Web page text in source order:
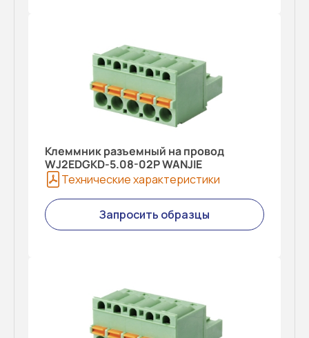
Клеммник разъемный на провод
WJ2EDGKD-5.08-02P WANJIE
Технические характеристики
Запросить образцы